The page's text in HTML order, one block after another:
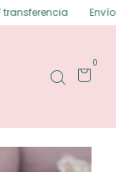
Envíos
0